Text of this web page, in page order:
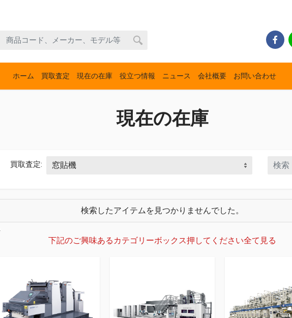
ホーム 買取査定 現在の在庫 役立つ情報 ニュース 会社概要 お問い合わせ
現在の在庫
買取査定:
検索したアイテムを見つかりませんでした。
下記のご興味あるカテゴリーボックス押してください全て見る